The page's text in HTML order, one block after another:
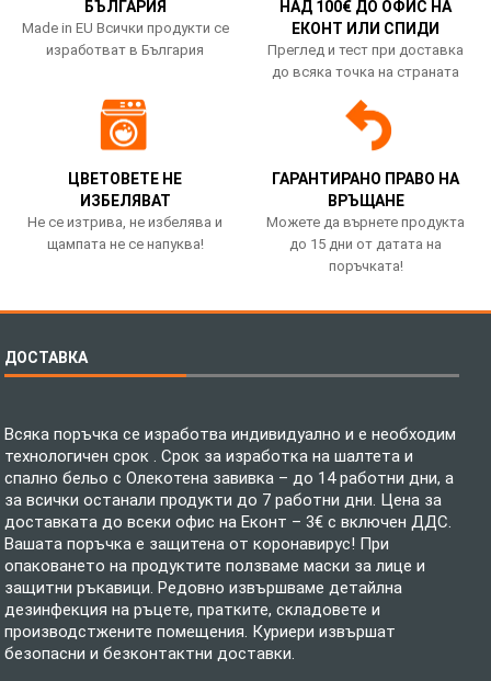
БЪЛГАРИЯ
Made in EU Всички продукти се
изработват в България
НАД 100€ ДО ОФИС НА
ЕКОНТ ИЛИ СПИДИ
Преглед и тест при доставка
до всяка точка на страната
ЦВЕТОВЕТЕ НЕ
ИЗБЕЛЯВАТ
Не се изтрива, не избелява и
щампата не се напуква!
ГАРАНТИРАНО ПРАВО НА
ВРЪЩАНЕ
Можете да върнете продукта
до 15 дни от датата на
поръчката!
ДОСТАВКА
Всяка поръчка се изработва индивидуално и е необходим
технологичен срок . Срок за изработка на шалтета и
спално бельо с Олекотена завивка – до 14 работни дни, а
за всички останали продукти до 7 работни дни. Цена за
доставката до всеки офис на Еконт – 3€ с включен ДДС.
Вашата поръчка е защитена от коронавирус! При
опаковането на продуктите ползваме маски за лице и
защитни ръкавици. Редовно извършваме детайлна
дезинфекция на ръцете, пратките, складовете и
производстжените помещения. Куриери извършат
безопасни и безконтактни доставки.